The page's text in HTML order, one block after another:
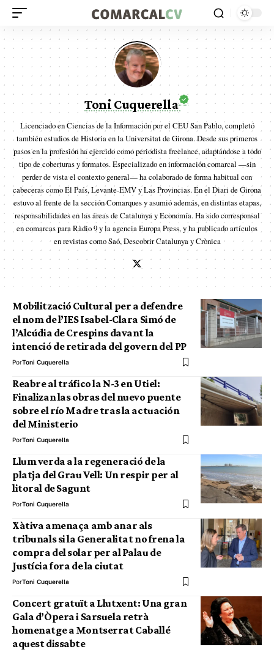
Toni Cuquerella
Licenciado en Ciencias de la Información por el CEU San Pablo, completó
también estudios de Historia en la Universitat de Girona. Desde sus primeros
pasos en la profesión ha ejercido como periodista freelance, adaptándose a todo
tipo de coberturas y formatos. Especializado en información comarcal —sin
perder de vista el contexto general— ha colaborado de forma habitual con
cabeceras como El País, Levante-EMV y Las Provincias. En el Diari de Girona
estuvo al frente de la sección Comarques y asumió además, en distintas etapas,
responsabilidades en las áreas de Catalunya y Economía. Ha sido corresponsal
en comarcas para Ràdio 9 y la agencia Europa Press, y ha publicado artículos
en revistas como Saó, Descobrir Catalunya y Crònica
Mobilització Cultural per a defendre
el nom de l’IES Isabel-Clara Simó de
l’Alcúdia de Crespins davant la
intenció de retirada del govern del PP
PorToni Cuquerella
Reabre al tráfico la N-3 en Utiel:
Finalizan las obras del nuevo puente
sobre el río Madre tras la actuación
del Ministerio
PorToni Cuquerella
Llum verda a la regeneració de la
platja del Grau Vell: Un respir per al
litoral de Sagunt
PorToni Cuquerella
Xàtiva amenaça amb anar als
tribunals si la Generalitat no frena la
compra del solar per al Palau de
Justícia fora de la ciutat
PorToni Cuquerella
Concert gratuït a Llutxent: Una gran
Gala d’Òpera i Sarsuela retrà
homenatge a Montserrat Caballé
aquest dissabte